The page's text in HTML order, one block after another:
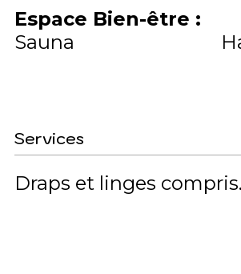
Espace Bien-être :
Sauna
Services
Draps et linges compris